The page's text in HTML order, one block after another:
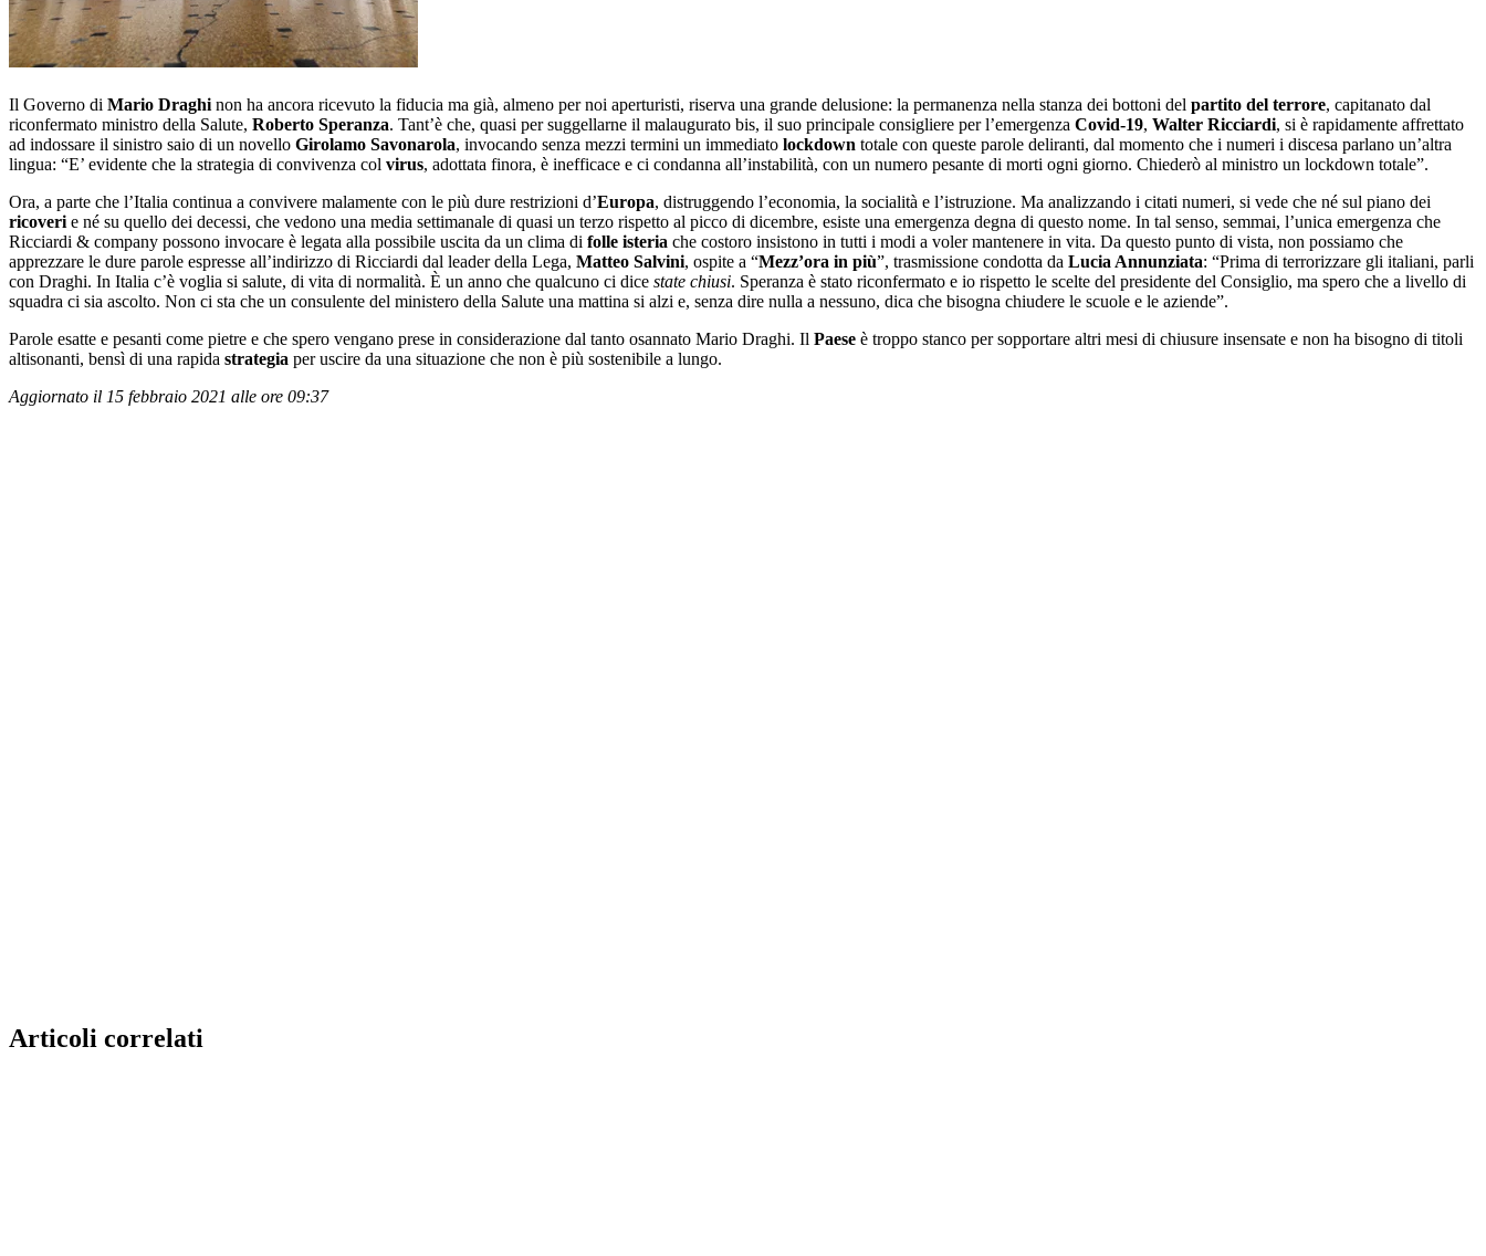
Il Governo di Mario Draghi non ha ancora ricevuto la fiducia ma già, almeno per noi aperturisti, riserva una grande delusione: la permanenza nella stanza dei bottoni del partito del terrore, capitanato dal
riconfermato ministro della Salute, Roberto Speranza. Tant’è che, quasi per suggellarne il malaugurato bis, il suo principale consigliere per l’emergenza Covid-19, Walter Ricciardi, si è rapidamente affrettato
ad indossare il sinistro saio di un novello Girolamo Savonarola, invocando senza mezzi termini un immediato lockdown totale con queste parole deliranti, dal momento che i numeri i discesa parlano un’altra
lingua: “E’ evidente che la strategia di convivenza col virus, adottata finora, è inefficace e ci condanna all’instabilità, con un numero pesante di morti ogni giorno. Chiederò al ministro un lockdown totale”.
Ora, a parte che l’Italia continua a convivere malamente con le più dure restrizioni d’Europa, distruggendo l’economia, la socialità e l’istruzione. Ma analizzando i citati numeri, si vede che né sul piano dei
ricoveri e né su quello dei decessi, che vedono una media settimanale di quasi un terzo rispetto al picco di dicembre, esiste una emergenza degna di questo nome. In tal senso, semmai, l’unica emergenza che
Ricciardi & company possono invocare è legata alla possibile uscita da un clima di folle isteria che costoro insistono in tutti i modi a voler mantenere in vita. Da questo punto di vista, non possiamo che
apprezzare le dure parole espresse all’indirizzo di Ricciardi dal leader della Lega, Matteo Salvini, ospite a “Mezz’ora in più”, trasmissione condotta da Lucia Annunziata: “Prima di terrorizzare gli italiani, parli
con Draghi. In Italia c’è voglia si salute, di vita di normalità. È un anno che qualcuno ci dice state chiusi. Speranza è stato riconfermato e io rispetto le scelte del presidente del Consiglio, ma spero che a livello di
squadra ci sia ascolto. Non ci sta che un consulente del ministero della Salute una mattina si alzi e, senza dire nulla a nessuno, dica che bisogna chiudere le scuole e le aziende”.
Parole esatte e pesanti come pietre e che spero vengano prese in considerazione dal tanto osannato Mario Draghi. Il Paese è troppo stanco per sopportare altri mesi di chiusure insensate e non ha bisogno di titoli
altisonanti, bensì di una rapida strategia per uscire da una situazione che non è più sostenibile a lungo.
Aggiornato il 15 febbraio 2021 alle ore 09:37
Articoli correlati